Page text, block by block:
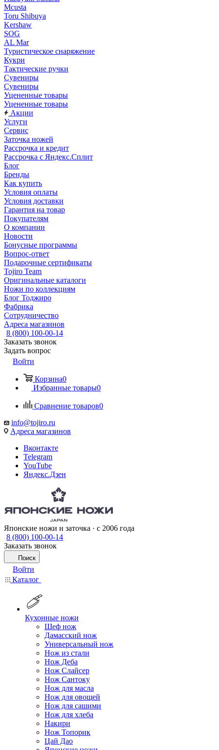
Mcusta
Toru Shibuya
Kershaw
SOG
AL Mar
Туристическое снаряжение
Кукри
Тактические ручки
Сувениры
Сувениры
Уцененные товары
Уцененные товары
Акции
Услуги
Сервис
Заточка ножей
Рассрочка и кредит
Рассрочка с Яндекс.Сплит
Блог
Бренды
Как купить
Условия оплаты
Условия доставки
Гарантия на товар
Покупателям
О компании
Новости
Бонусные программы
Вопрос-ответ
Подарочные сертификаты
Tojiro Team
Оригинальные каталоги
Ножи по коллекциям
Блог Тоджиро
Фабрика
Сотрудничество
Адреса магазинов
8 (800) 100-00-14
Заказать звонок
Задать вопрос
Войти
Корзина0
Избранные товары0
Сравнение товаров0
info@tojiro.ru
Адреса магазинов
Вконтакте
Telegram
YouTube
Яндекс.Дзен
Японские ножи и заточка · с 2006 года
8 (800) 100-00-14
Заказать звонок
Поиск
Войти
Каталог
Кухонные ножи
Шеф нож
Дамасский нож
Универсальный нож
Нож из стали
Нож Деба
Нож Слайсер
Нож Сантоку
Нож для масла
Нож для овощей
Нож для сашими
Нож для хлеба
Накири
Нож Топорик
Цай Дао